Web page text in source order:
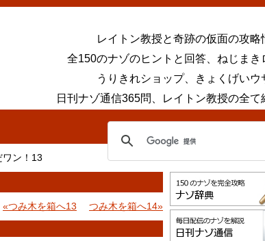
レイトン教授と奇跡の仮面の攻略
全150のナゾのヒントと回答、ねじまき
うりきれショップ、きょくげいウ
日刊ナゾ通信365問、レイトン教授の全て
ワン！13
つみ木を箱へ13 つみ木を箱へ14